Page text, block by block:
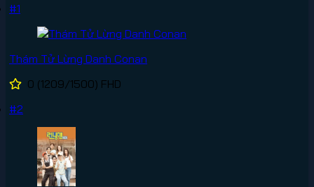
#1
Thám Tử Lừng Danh Conan
0 (1209/1500) FHD
#2